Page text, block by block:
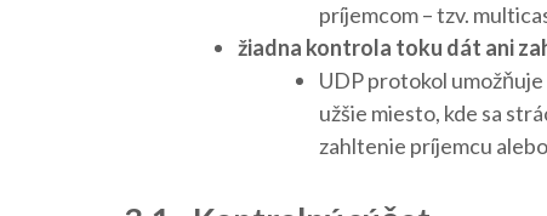
príjemcom – tzv.
žiadna kontrola toku dát ani
UDP protokol
užšie miesto, kde sa
zahltenie príjemcu